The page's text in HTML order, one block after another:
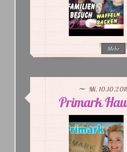
Mehr
Mi.
Primark